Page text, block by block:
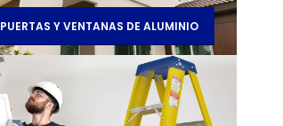
PUERTAS Y VENTANAS DE ALUMINIO